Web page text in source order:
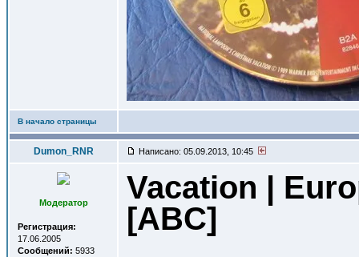
В начало страницы
Dumon_RNR Написано: 05.09.2013, 10:45
Модератор
Регистрация:
17.06.2005
Сообщений: 5933
Vacation |
[ABC]